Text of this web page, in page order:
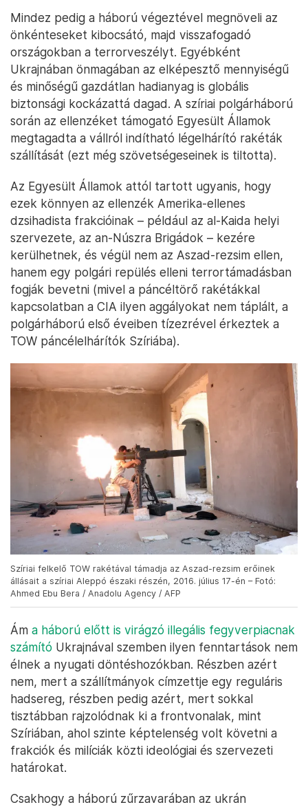
Mindez pedig a háború végeztével megnöveli az
önkénteseket kibocsátó, majd visszafogadó
országokban a terrorveszélyt. Egyébként
Ukrajnában önmagában az elképesztő mennyiségű
és minőségű gazdátlan hadianyag is globális
biztonsági kockázattá dagad. A szíriai polgárháború
során az ellenzéket támogató Egyesült Államok
megtagadta a vállról indítható légelhárító rakéták
szállítását (ezt még szövetségeseinek is tiltotta).
Az Egyesült Államok attól tartott ugyanis, hogy
ezek könnyen az ellenzék Amerika-ellenes
dzsihadista frakcióinak – például az al-Kaida helyi
szervezete, az an-Núszra Brigádok – kezére
kerülhetnek, és végül nem az Aszad-rezsim ellen,
hanem egy polgári repülés elleni terrortámadásban
fogják bevetni (mivel a páncéltörő rakétákkal
kapcsolatban a CIA ilyen aggályokat nem táplált, a
polgárháború első éveiben tízezrével érkeztek a
TOW páncélelhárítók Szíriába).
Szíriai felkelő TOW rakétával támadja az Aszad-rezsim erőinek
állásait a szíriai Aleppó északi részén, 2016. július 17-én – Fotó:
Ahmed Ebu Bera / Anadolu Agency / AFP
Ám a háború előtt is virágzó illegális fegyverpiacnak
számító Ukrajnával szemben ilyen fenntartások nem
élnek a nyugati döntéshozókban. Részben azért
nem, mert a szállítmányok címzettje egy reguláris
hadsereg, részben pedig azért, mert sokkal
tisztábban rajzolódnak ki a frontvonalak, mint
Szíriában, ahol szinte képtelenség volt követni a
frakciók és milíciák közti ideológiai és szervezeti
határokat.
Csakhogy a háború zűrzavarában az ukrán